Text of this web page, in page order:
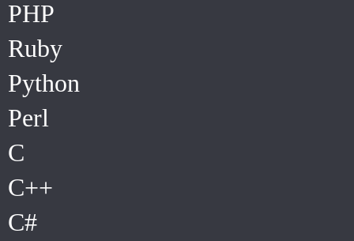
PHP
Ruby
Python
Perl
C
C++
C#